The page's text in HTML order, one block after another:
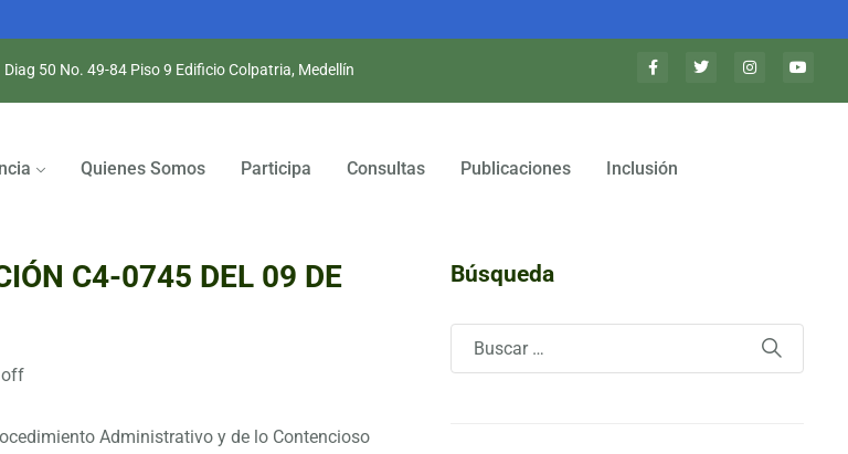
Diag 50 No. 49-84 Piso 9 Edificio Colpatria, Medellín
Quienes Somos Participa Consultas Publicaciones Inclusión
C4-0745 DEL 09 DE
off
Administrativo y de lo Contencioso
Búsqueda